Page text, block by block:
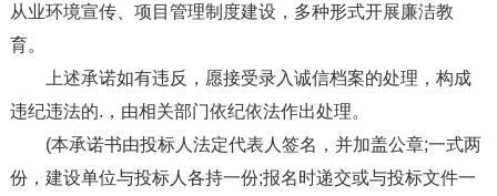
从业环境宣传、项目管理制度建设，多种形式开展廉洁教
育。
上述承诺如有违反，愿接受录入诚信档案的处理，构成
违纪违法的.，由相关部门依纪依法作出处理。
(本承诺书由投标人法定代表人签名，并加盖公章;一式两
份，建设单位与投标人各持一份;报名时递交或与投标文件一